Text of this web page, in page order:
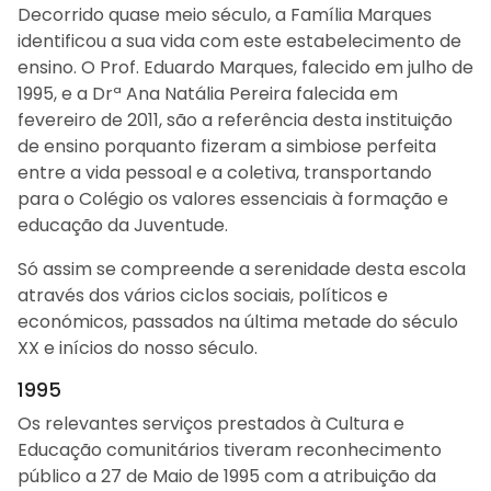
Decorrido quase meio século, a Família Marques
identificou a sua vida com este estabelecimento de
ensino. O Prof. Eduardo Marques, falecido em julho de
1995, e a Drª Ana Natália Pereira falecida em
fevereiro de 2011, são a referência desta instituição
de ensino porquanto fizeram a simbiose perfeita
entre a vida pessoal e a coletiva, transportando
para o Colégio os valores essenciais à formação e
educação da Juventude.
Só assim se compreende a serenidade desta escola
através dos vários ciclos sociais, políticos e
económicos, passados na última metade do século
XX e inícios do nosso século.
1995
Os relevantes serviços prestados à Cultura e
Educação comunitários tiveram reconhecimento
público a 27 de Maio de 1995 com a atribuição da